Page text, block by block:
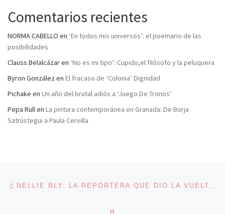
Comentarios recientes
NORMA CABELLO en ‘En todos mis universos’: el poemario de las
posibilidades
Clauss Belalcázaren ‘No es mi tipo’: Cupido,el filósofo y la peluquera
Byron González en El fracaso de ‘Colonia’ Dignidad
Pichake en Un año del brutal adiós a ‘Juego De Tronos’
Pepa Rullen La pintura contemporánea en Granada: De Borja
Satrústegui a Paula Cervilla
Navegación de entradas NELLIE BLY: LA REPORTERA QUE DIO LA VUELTA AL PERIODISMO